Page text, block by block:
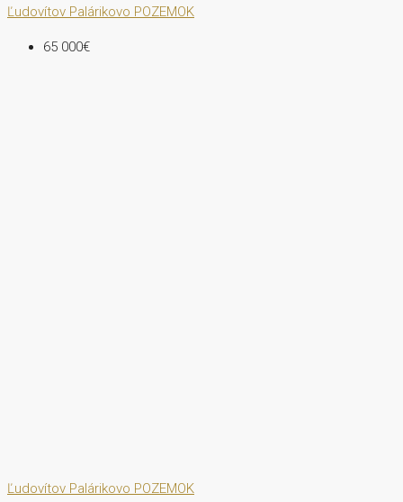
Ľudovítov Palárikovo POZEMOK
65 000€
Ľudovítov Palárikovo POZEMOK